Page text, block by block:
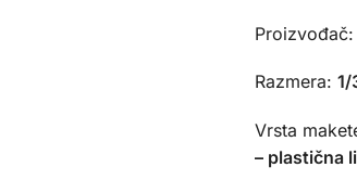
Proizvođač:
Razmera: 1/
Vrsta
– plastična